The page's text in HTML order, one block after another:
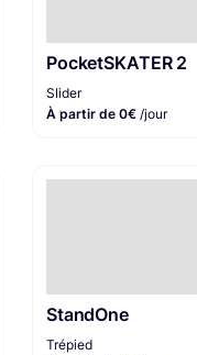
PocketSKATER 2
Slider
À partir de 0€ /jour
StandOne
Trépied